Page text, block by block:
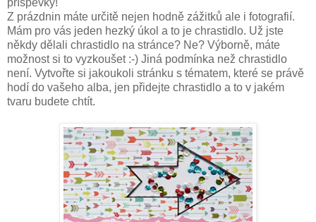
příspěvky!
Z prázdnin máte určitě nejen hodně zážitků ale i fotografií.
Mám pro vás jeden hezký úkol a to je chrastidlo. Už jste
někdy dělali chrastidlo na stránce? Ne? Výborně, máte
možnost si to vyzkoušet :-) Jiná podmínka než chrastidlo
není. Vytvořte si jakoukoli stránku s tématem, které se právě
hodí do vašeho alba, jen přidejte chrastidlo a to v jakém
tvaru budete chtít.